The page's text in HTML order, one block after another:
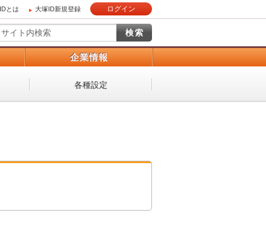
とは 大塚ID新規登録 ログイン
企業情報
各種設定